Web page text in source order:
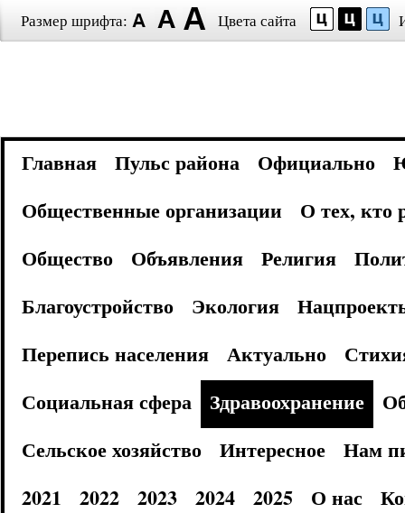
Размер шрифта: Цвета сайта
Главная Пульс района Официально
Общественные организации
О тех, кто
Общество
Объявления Религия
Благоустройство
Экология
Перепись населения
Актуально
Социальная сфера
Здравоохранение
Сельское хозяйство
Интересное
Нам
2021
2022 2023 2024 2025 О нас